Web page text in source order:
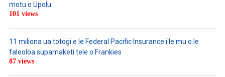
motu o Upolu
101 views
11 miliona ua totogi e le Federal Pacific Insurance i le mu o le
faleoloa supamaketi tele o Frankies
87 views